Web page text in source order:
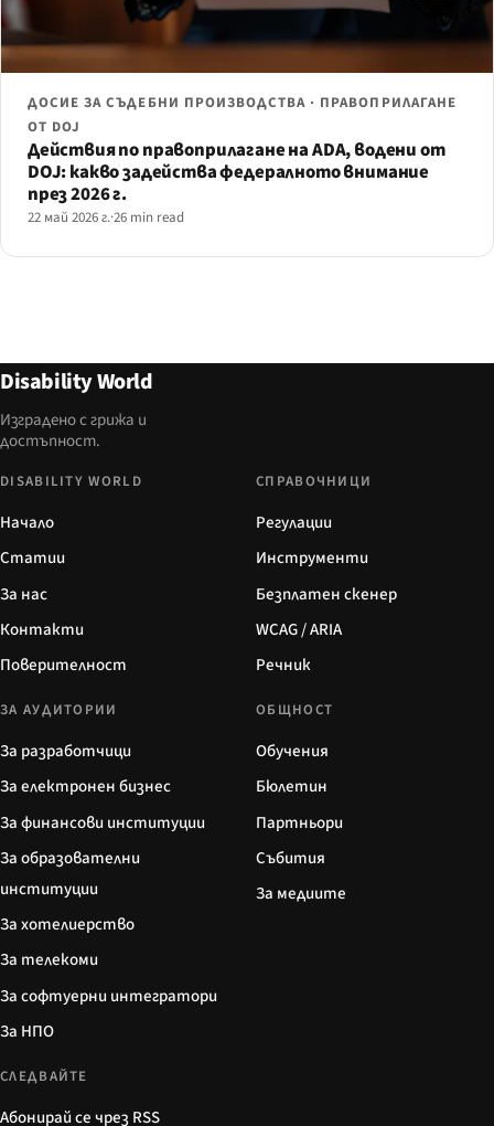
ДОСИЕ ЗА СЪДЕБНИ ПРОИЗВОДСТВА · ПРАВОПРИЛАГАНЕ
ОТ DOJ
Действия по правоприлагане на ADA, водени от
DOJ: какво задейства федералното внимание
през 2026 г.
22 май 2026 г.·26 min read
Disability World
Изградено с грижа и
достъпност.
DISABILITY WORLD
Начало
Статии
За нас
Контакти
Поверителност
СПРАВОЧНИЦИ
Регулации
Инструменти
Безплатен скенер
WCAG / ARIA
Речник
ЗА АУДИТОРИИ
За разработчици
За електронен бизнес
За финансови институции
За образователни
институции
За хотелиерство
За телекоми
За софтуерни интегратори
За НПО
ОБЩНОСТ
Обучения
Бюлетин
Партньори
Събития
За медиите
СЛЕДВАЙТЕ
Абонирай се чрез RSS